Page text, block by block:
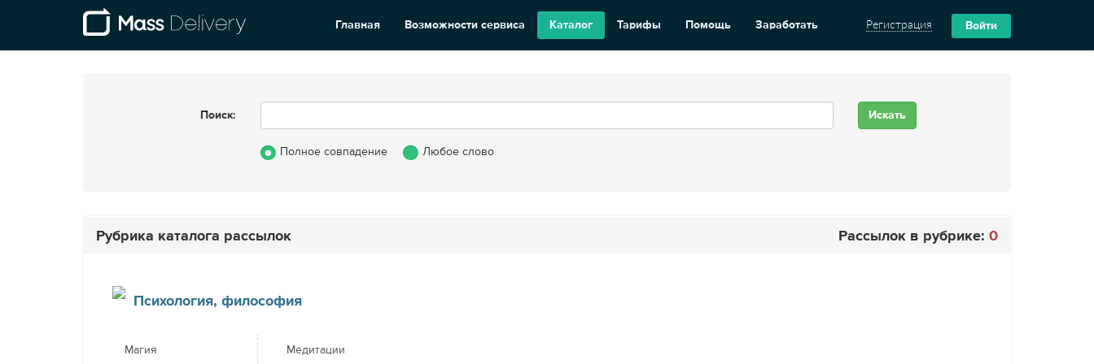
Главная Возможности сервиса Каталог Тарифы Помощь Заработать Регистрация Войти
Поиск:
Полное совпадение Любое слово
Рубрика каталога рассылок Рассылок в рубрике: 0
Психология, философия
Магия Медитации